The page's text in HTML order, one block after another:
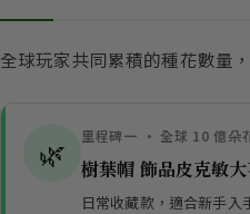
全球玩家共同累積的種花數量
🌿 里程碑一 · 全球 10 億朵
樹葉帽 飾品皮克敏
日常收藏款，適合新手